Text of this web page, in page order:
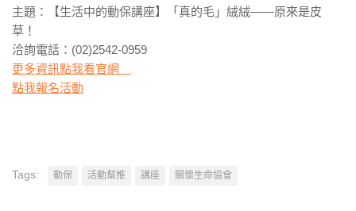
主題：【生活中的動保講座】「真的毛」絨絨——原來是皮
草！
洽詢電話：(02)2542-0959
更多資訊點我看官網
點我報名活動
Tags: 動保 活動幫推 講座 關懷生命協會